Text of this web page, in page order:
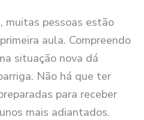
muitas pessoas estão
aula. Compreendo
situação nova dá
Não há que ter
para receber
mais adiantados.